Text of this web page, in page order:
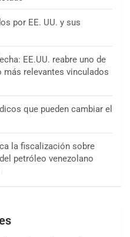
por EE. UU. y sus
EE.UU. reabre uno de
más relevantes vinculados
que pueden cambiar el
la fiscalización sobre
petróleo venezolano